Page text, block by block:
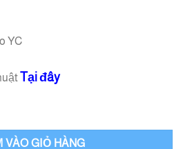
YC
Tại đây
VÀO GIỎ HÀNG